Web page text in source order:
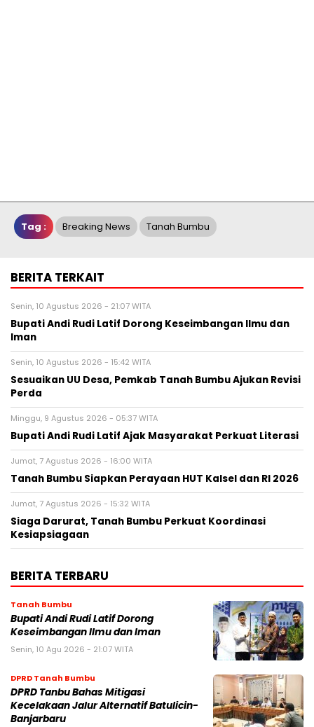
Tag : Breaking News Tanah Bumbu
BERITA TERKAIT
Senin, 10 Agustus 2026 - 21:07 WITA
Bupati Andi Rudi Latif Dorong Keseimbangan Ilmu dan
Iman
Senin, 10 Agustus 2026 - 15:42 WITA
Sesuaikan UU Desa, Pemkab Tanah Bumbu Ajukan Revisi
Perda
Minggu, 9 Agustus 2026 - 05:37 WITA
Bupati Andi Rudi Latif Ajak Masyarakat Perkuat Literasi
Jumat, 7 Agustus 2026 - 16:00 WITA
Tanah Bumbu Siapkan Perayaan HUT Kalsel dan RI 2026
Jumat, 7 Agustus 2026 - 15:32 WITA
Siaga Darurat, Tanah Bumbu Perkuat Koordinasi
Kesiapsiagaan
BERITA TERBARU
Tanah Bumbu
Bupati Andi Rudi Latif Dorong
Keseimbangan Ilmu dan Iman
Senin, 10 Agu 2026 - 21:07 WITA
DPRD Tanah Bumbu
DPRD Tanbu Bahas Mitigasi
Kecelakaan Jalur Alternatif Batulicin-
Banjarbaru